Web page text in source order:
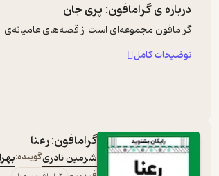
درباره یگرامافون: پری جان
گرامافون مجموعه‌ای است از قصه‌های عامیانه‌ی
توضیحات کامل
گرامافون: رعنا
شرمین نادریگوینده: